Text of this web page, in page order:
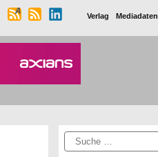
Verlag Mediadaten
Suche